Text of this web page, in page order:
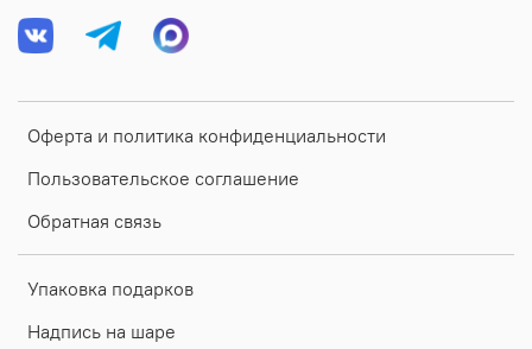
Оферта и политика конфиденциальности
Пользовательское соглашение
Обратная связь
Упаковка подарков
Надпись на шаре